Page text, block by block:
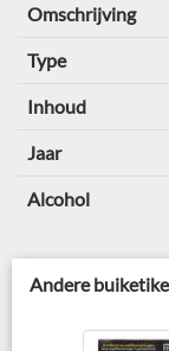
Omschrijving
Type
Inhoud
Jaar
Alcohol
Andere